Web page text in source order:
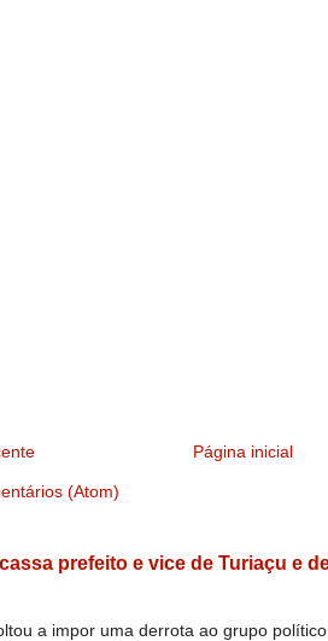
Página inicial
(Atom)
prefeito e vice de Turiaçu e
a impor uma derrota ao grupo